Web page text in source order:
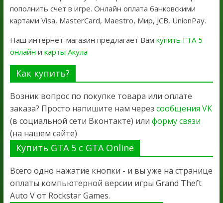
пополнить счет в игре. Онлайн оплата банковскими
картами Visa, MasterCard, Maestro, Мир, JCB, UnionPay.
Наш интернет-магазин предлагает Вам купить ГТА 5
онлайн и карты Акула
Как купить?
Возник вопрос по покупке товара или оплате
заказа? Просто напишите нам через сообщения VK
(в социальной сети Вконтакте) или форму связи
(на нашем сайте)
Купить GTA 5 с GTA Online
Всего одно нажатие кнопки - и вы уже на странице
оплаты компьютерной версии игры Grand Theft
Auto V от Rockstar Games.